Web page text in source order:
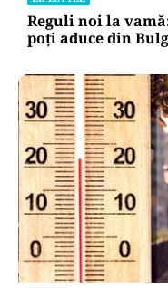
Reguli noi la
poți aduce din